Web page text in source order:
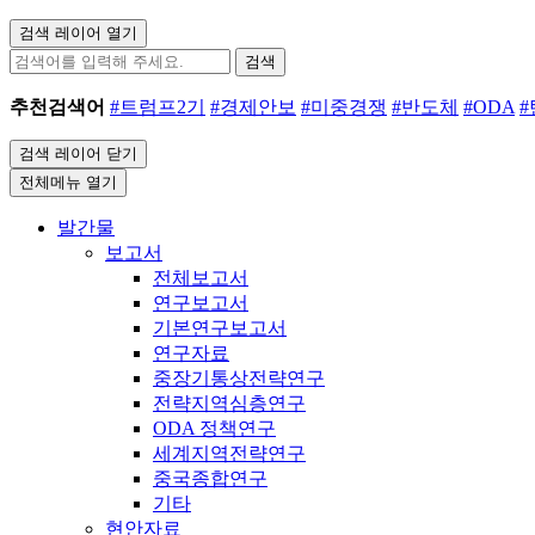
검색 레이어 열기
검색
추천검색어 #트럼프2기 #경제안보 #미중경쟁 #반도체 #ODA #
검색 레이어 닫기
전체메뉴 열기
발간물
보고서
전체보고서
연구보고서
기본연구보고서
연구자료
중장기통상전략연구
전략지역심층연구
ODA 정책연구
세계지역전략연구
중국종합연구
기타
현안자료